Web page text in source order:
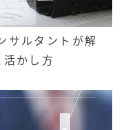
サルタントが解
かし方